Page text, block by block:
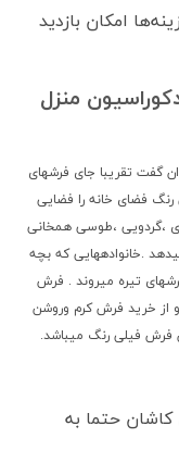
امکان بازدید
منزل
گفت تقریبا جای فرشهای
فضای خانه را فضایی
،گردویی ،طوسی همخانی
.خانوادههایی که بچه
تیره میروند . فرش
از خرید فرش کرم وروشن
فیلی رنگ میباشد.
حتما به